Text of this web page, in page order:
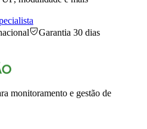
Garantia 30 dias
monitoramento e gestão de